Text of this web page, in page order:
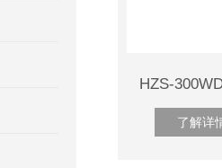
了解详